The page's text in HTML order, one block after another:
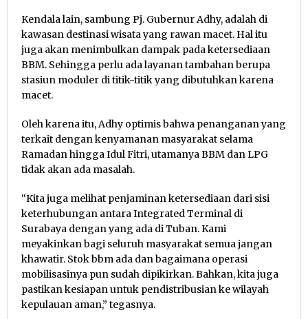
Kendala lain, sambung Pj. Gubernur Adhy, adalah di
kawasan destinasi wisata yang rawan macet. Hal itu
juga akan menimbulkan dampak pada ketersediaan
BBM. Sehingga perlu ada layanan tambahan berupa
stasiun moduler di titik-titik yang dibutuhkan karena
macet.
Oleh karena itu, Adhy optimis bahwa penanganan yang
terkait dengan kenyamanan masyarakat selama
Ramadan hingga Idul Fitri, utamanya BBM dan LPG
tidak akan ada masalah.
“Kita juga melihat penjaminan ketersediaan dari sisi
keterhubungan antara Integrated Terminal di
Surabaya dengan yang ada di Tuban. Kami
meyakinkan bagi seluruh masyarakat semua jangan
khawatir. Stok bbm ada dan bagaimana operasi
mobilisasinya pun sudah dipikirkan. Bahkan, kita juga
pastikan kesiapan untuk pendistribusian ke wilayah
kepulauan aman,” tegasnya.